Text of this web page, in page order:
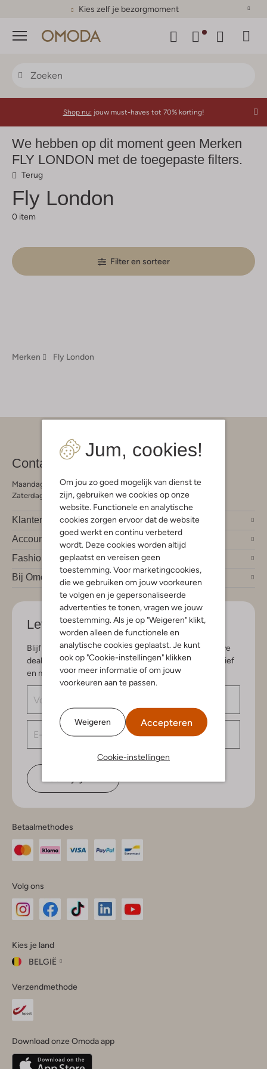
Kies zelf je bezorgmoment
Menu
Jum, cookies!
Om jou zo goed mogelijk van dienst te
zijn, gebruiken we cookies op onze
website. Functionele en analytische
cookies zorgen ervoor dat de website
goed werkt en continu verbeterd
wordt. Deze cookies worden altijd
geplaatst en vereisen geen
toestemming. Voor marketingcookies,
die we gebruiken om jouw voorkeuren
te volgen en je gepersonaliseerde
advertenties te tonen, vragen we jouw
toestemming. Als je op "Weigeren" klikt,
worden alleen de functionele en
analytische cookies geplaatst. Je kunt
ook op "Cookie-instellingen" klikken
voor meer informatie of om jouw
voorkeuren aan te passen.
Weigeren Accepteren
Cookie-instellingen
Shop nu: jouw must-haves tot 70% korting!
We hebben op dit moment geen Merken
FLY LONDON met de toegepaste filters.
Terug
Fly London
0 item
Filter en sorteer
Merken Fly London
Contact
Maandag - Vrijdag 09:00 - 19:00 uur
Zaterdag 09:00 - 17:00 uur
Klantendienst
Account
Fashion trends
Bij Omoda
Let's stay in touch
Blijf op de hoogte van de nieuwste items en exclusieve
deals, speciaal voor jou. Schrijf je in voor de nieuwsbrief
en maak kans op € 150,- shoptegoed.
Betaalmethodes
Volg ons
InstagramFacebook
Kies je land
BELGIË
je
land
Belgique(Français)
Verzendmethode
Download onze Omoda app